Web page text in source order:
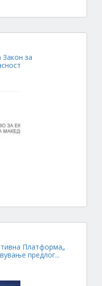
Закон за
Платформа„
предлог...